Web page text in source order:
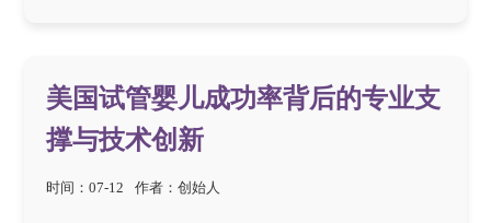
美国试管婴儿成功率背后的专业支
撑与技术创新
时间：07-12 作者：创始人